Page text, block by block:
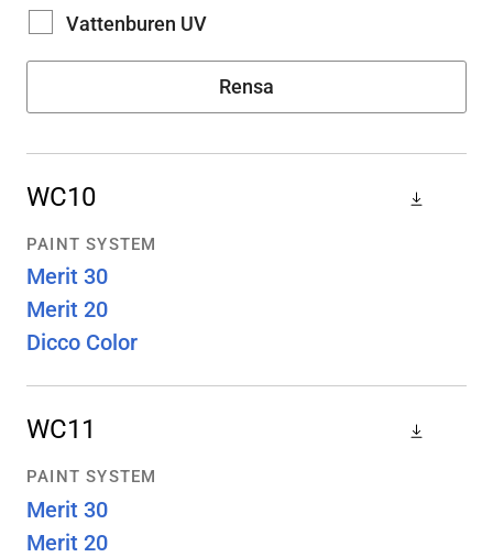
Vattenburen UV
Rensa
WC10
PAINT SYSTEM
Merit 30
Merit 20
Dicco Color
WC11
PAINT SYSTEM
Merit 30
Merit 20